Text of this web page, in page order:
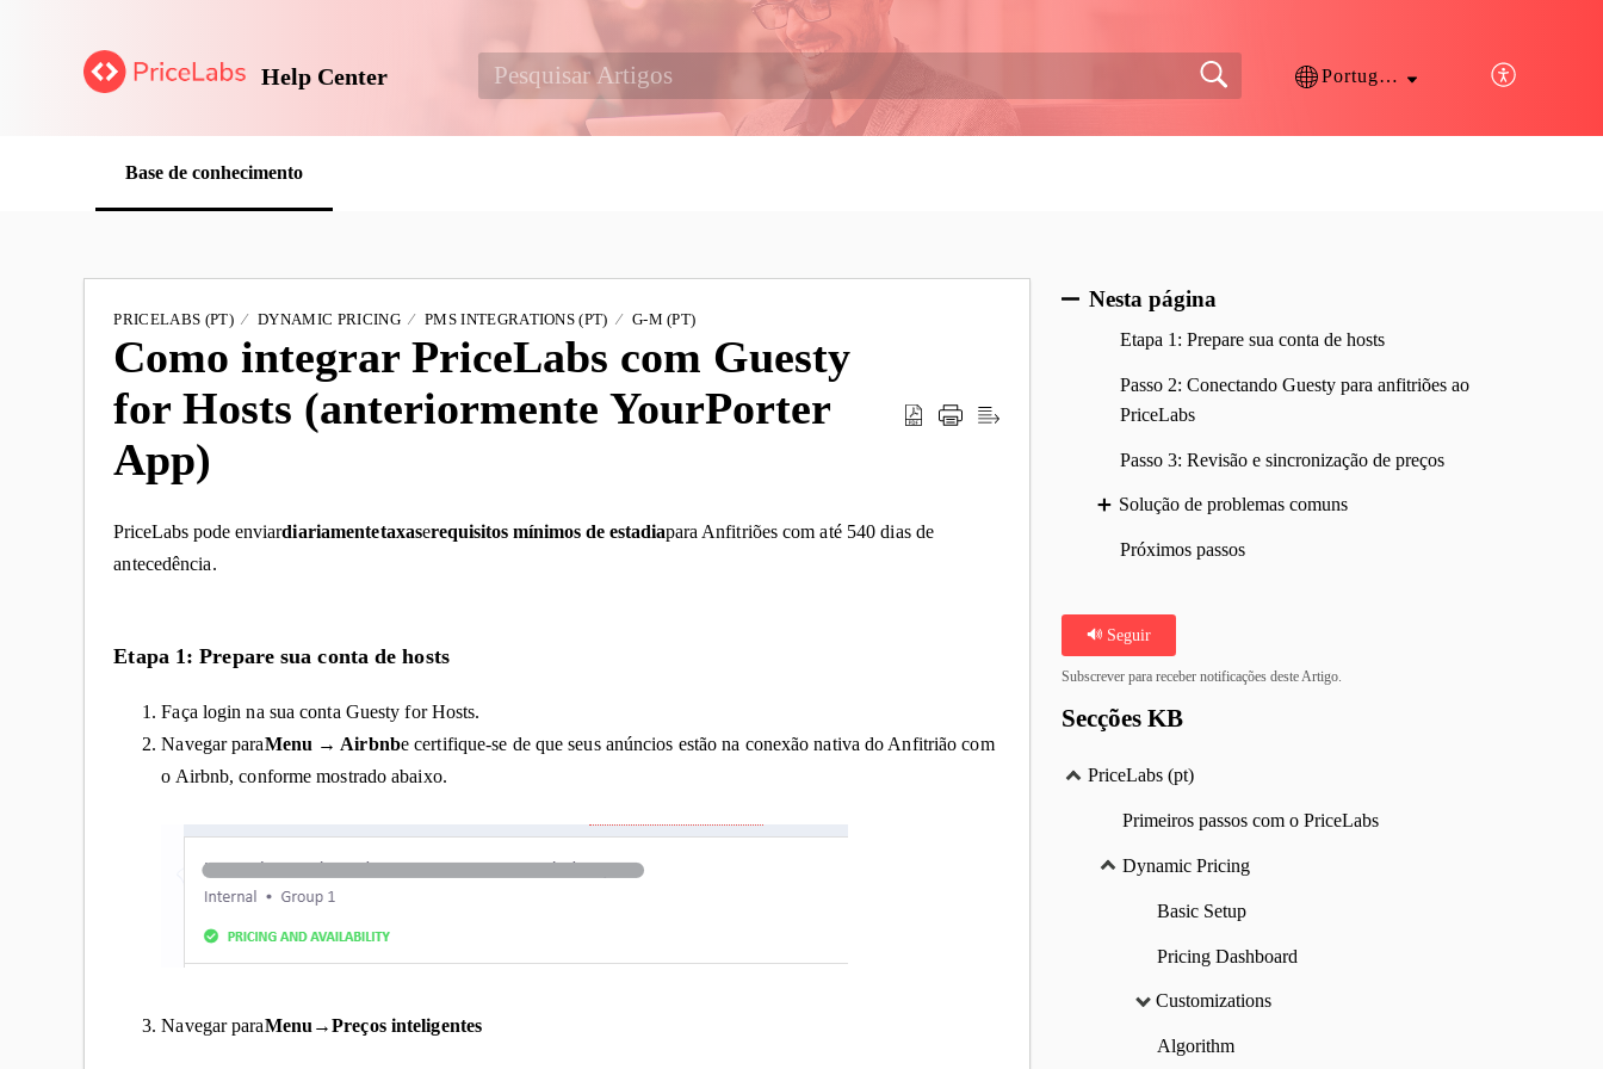
Help Center Português
Base de conhecimento
PRICELABS (PT) DYNAMIC PRICING PMS INTEGRATIONS (PT) G-M (PT)
Como integrar PriceLabs com Guesty
for Hosts (anteriormente YourPorter
App)
PriceLabs pode enviardiariamentetaxaserequisitos mínimos de estadiapara Anfitriões com até 540 dias de
antecedência.
Etapa 1: Prepare sua conta de hosts
Faça login na sua conta Guesty for Hosts.
Navegar paraMenu → Airbnbe certifique-se de que seus anúncios estão na conexão nativa do Anfitrião com
o Airbnb, conforme mostrado abaixo.
Navegar paraMenu →Preços inteligentes
Nesta página
Etapa 1: Prepare sua conta de hosts
Passo 2: Conectando Guesty para anfitriões ao
PriceLabs
Passo 3: Revisão e sincronização de preços
Solução de problemas comuns
Próximos passos
Seguir
Subscrever para receber notificações deste Artigo.
Secções KB
PriceLabs (pt)
Primeiros passos com o PriceLabs
Dynamic Pricing
Basic Setup
Pricing Dashboard
Customizations
Algorithm